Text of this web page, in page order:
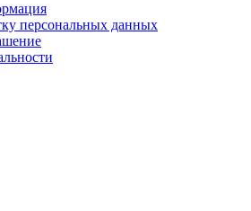
персональных данных